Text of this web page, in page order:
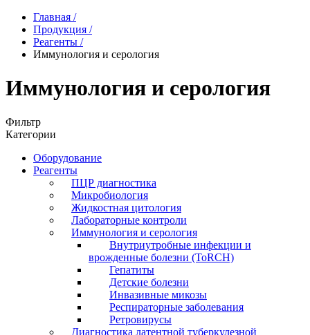
Главная /
Продукция /
Реагенты /
Иммунология и серология
Иммунология и серология
Фильтр
Категории
Оборудование
Реагенты
ПЦР диагностика
Микробиология
Жидкостная цитология
Лабораторные контроли
Иммунология и серология
Внутриутробные инфекции и
врожденные болезни (ToRCH)
Гепатиты
Детские болезни
Инвазивные микозы
Респираторные заболевания
Ретровирусы
Диагностика латентной туберкулезной